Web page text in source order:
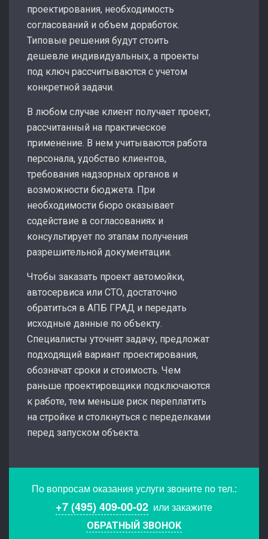
проектирования, необходимость
согласований и объем доработок.
Типовые решения будут стоить
дешевле индивидуальных, а проекты
под ключ рассчитываются с учетом
конкретной задачи.
В любом случае клиент получает проект,
рассчитанный на практическое
применение. В нем учитываются работа
персонала, удобство клиентов,
требования надзорных органов и
возможности бюджета. При
необходимости бюро оказывает
содействие в согласованиях и
консультирует по этапам получения
разрешительной документации.
Чтобы заказать проект автомойки,
автосервиса или СТО, достаточно
обратиться в АПБ ГРАД и передать
исходные данные по объекту.
Специалисты уточнят задачу, предложат
подходящий вариант проектирования,
обозначат сроки и стоимость. Чем
раньше проектировщики подключаются
к работе, тем меньше риск переплатить
на стройке и столкнуться с переделками
перед запуском объекта.
По вопросам оказания услуги звоните по тел.:
+7 (495) 409-00-02 или закажите
ОБРАТНЫЙ ЗВОНОК